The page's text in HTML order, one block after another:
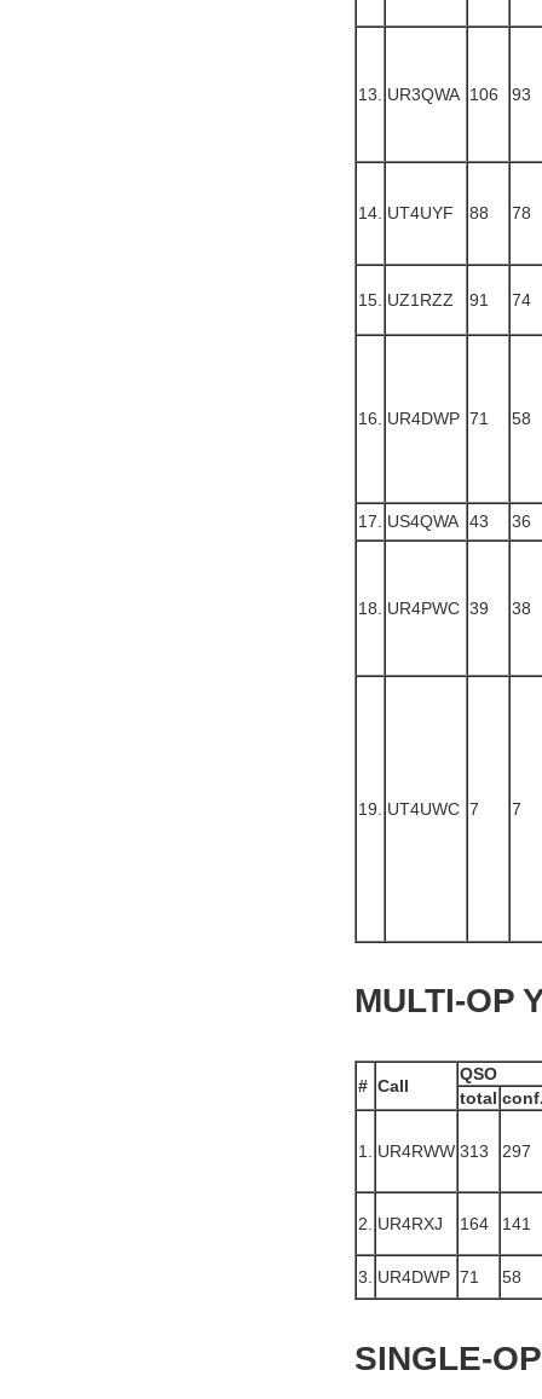
13. UR3QWA 106 93
14. UT4UYF 88 78
15. UZ1RZZ 91 74
16. UR4DWP 71 58
17. US4QWA 43 36
18. UR4PWC 39 38
19. UT4UWC 7 7
MULTI-OP
# Call
QSO
total
1. UR4RWW 313 297
2. UR4RXJ 164 141
3. UR4DWP 71 58
SINGLE-